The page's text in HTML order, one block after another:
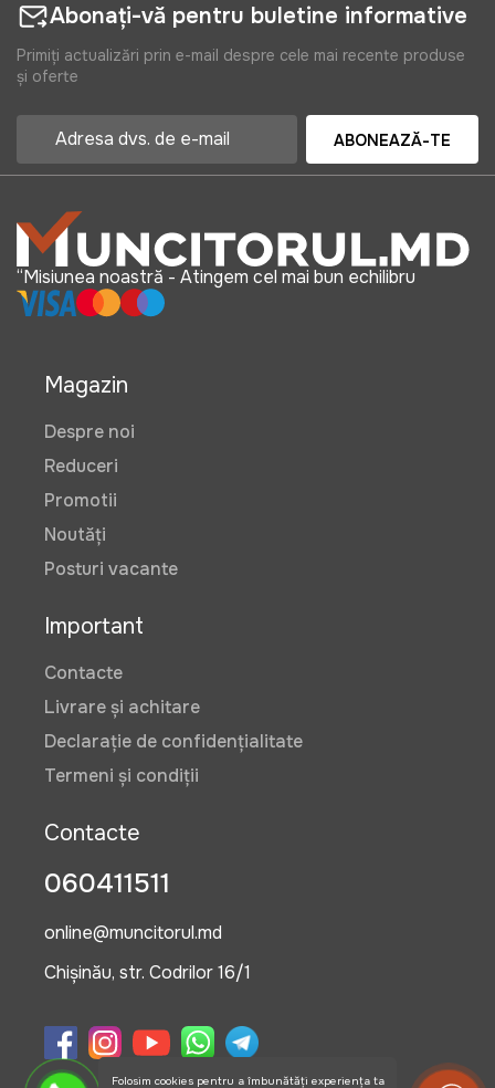
Abonați-vă pentru buletine informative
Primiți actualizări prin e-mail despre cele mai recente produse
și oferte
ABONEAZĂ-TE
“Misiunea noastră - Atingem cel mai bun echilibru
Magazin
Despre noi
Reduceri
Promotii
Noutăți
Posturi vacante
Important
Contacte
Livrare și achitare
Declarație de confidențialitate
Termeni și condiții
Contacte
060411511
online@muncitorul.md
Chișinău, str. Codrilor 16/1
Folosim cookies pentru a îmbunătăți experiența ta